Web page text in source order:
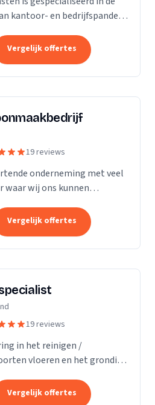
kantoor- en bedrijfspanden
Maar met...
Vergelijk offertes
19 reviews
onderneming met veel
waar wij ons kunnen
en flexibele
Vergelijk offertes
19 reviews
in het reinigen /
en stoelen, zowel bij u
Vergelijk offertes